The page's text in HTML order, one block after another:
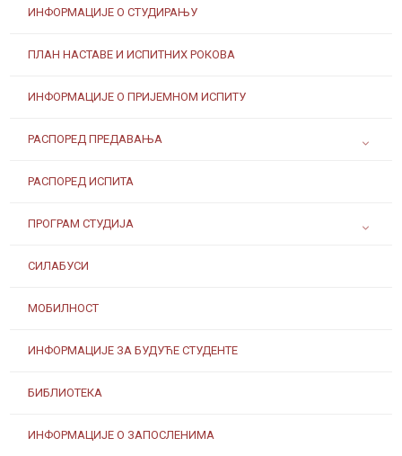
ИНФОРМАЦИЈЕ О СТУДИРАЊУ
ПЛАН НАСТАВЕ И ИСПИТНИХ РОКОВА
ИНФОРМАЦИЈЕ О ПРИЈЕМНОМ ИСПИТУ
РАСПОРЕД ПРЕДАВАЊА
РАСПОРЕД ИСПИТА
ПРОГРАМ СТУДИЈА
СИЛАБУСИ
МОБИЛНОСТ
ИНФОРМАЦИЈЕ ЗА БУДУЋЕ СТУДЕНТЕ
БИБЛИОТЕКА
ИНФОРМАЦИЈЕ О ЗАПОСЛЕНИМА